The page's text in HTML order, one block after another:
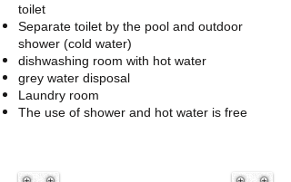
toilet
Separate toilet by the pool and outdoor
shower (cold water)
dishwashing room with hot water
grey water disposal
Laundry room
The use of shower and hot water is free